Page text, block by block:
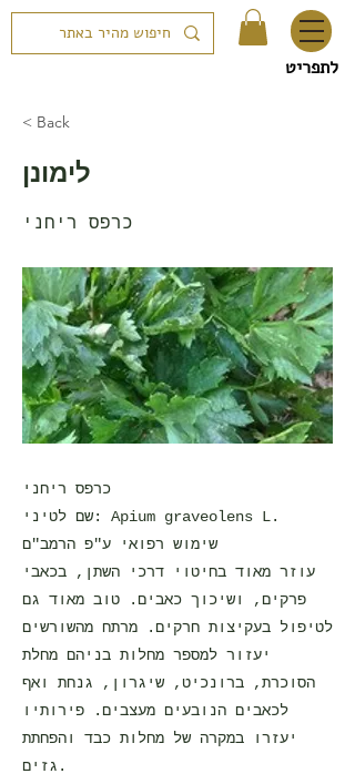
לתפריט
< Back
לימונן
כרפס ריחני
כרפס ריחני
שם לטיני: Apium graveolens L.
שימוש רפואי ע"פ הרמב"ם
עוזר מאוד בחיטוי דרכי השתן, בכאבי
פרקים, ושיכוך כאבים. טוב מאוד גם
לטיפול בעקיצות חרקים. מרתח מהשורשים
יעזור למספר מחלות בניהם מחלת
הסוכרת, ברונכיט, שיגרון, גנחת ואף
לכאבים הנובעים מעצבים. פירותיו
יעזרו במקרה של מחלות כבד והפחתת
גזים.